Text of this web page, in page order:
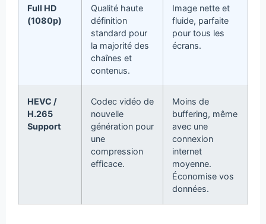
Full HD
(1080p)
Qualité haute
définition
standard pour
la majorité des
chaînes et
contenus.
Image nette et
fluide, parfaite
pour tous les
écrans.
HEVC /
H.265
Support
Codec vidéo de
nouvelle
génération pour
une
compression
efficace.
Moins de
buffering, même
avec une
connexion
internet
moyenne.
Économise vos
données.